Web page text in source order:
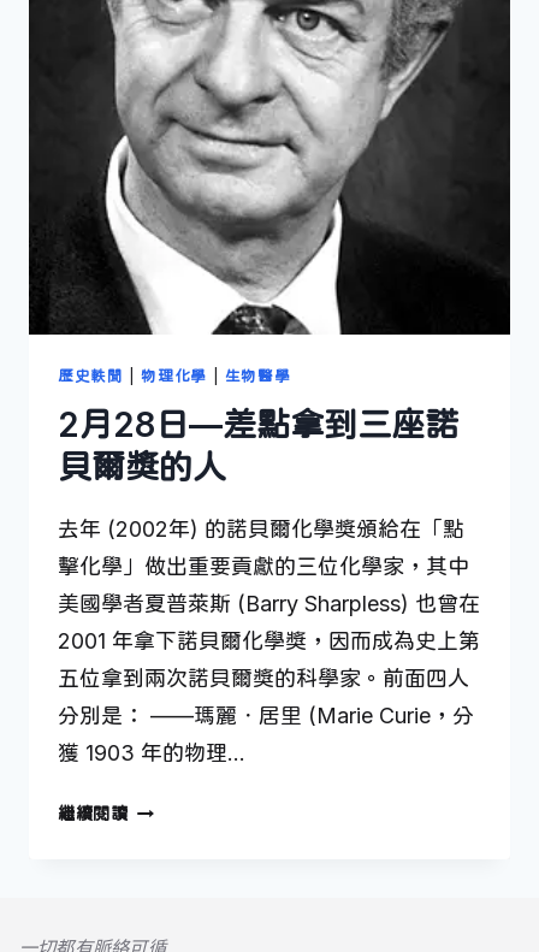
歷史軼聞 |物理化學 生物醫學
2月28日—差點拿到三座諾
貝爾獎的人
去年 (2002年) 的諾貝爾化學獎頒給在「點
擊化學」做出重要貢獻的三位化學家，其中
美國學者夏普萊斯 (Barry Sharpless) 也曾在
2001 年拿下諾貝爾化學獎，因而成為史上第
五位拿到兩次諾貝爾獎的科學家。前面四人
分別是： ——瑪麗．居里 (Marie Curie，分
獲 1903 年的物理…
繼續閱讀2